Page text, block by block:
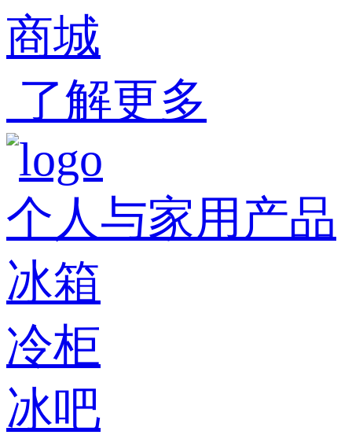
商城
了解更多
个人与家用产品
冰箱
冷柜
冰吧